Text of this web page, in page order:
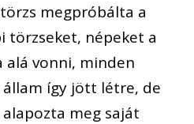
megpróbálta a
törzseket, népeket a
alá vonni, minden
így jött létre, de
alapozta meg saját